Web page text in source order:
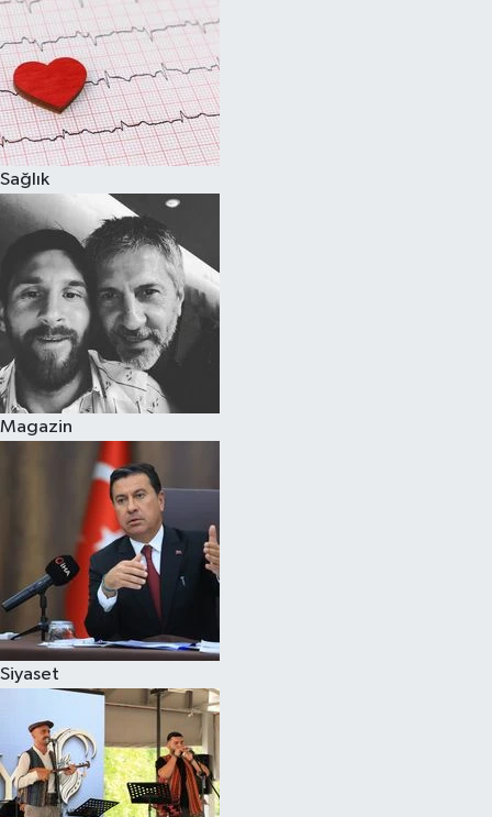
Sağlık
Magazin
Siyaset